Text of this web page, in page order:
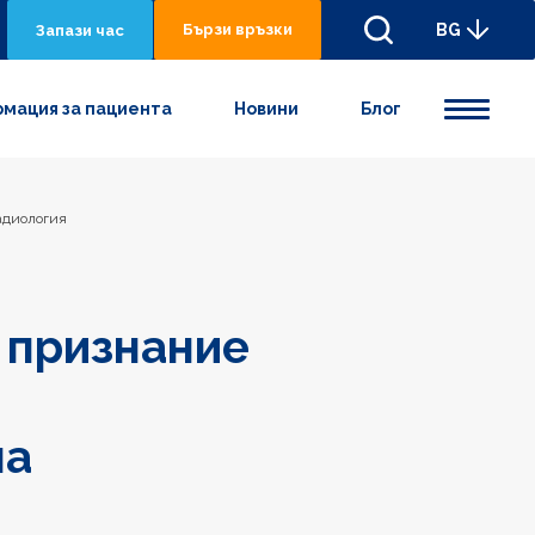
Запази час Бързи връзки BG
за пациента Новини Блог